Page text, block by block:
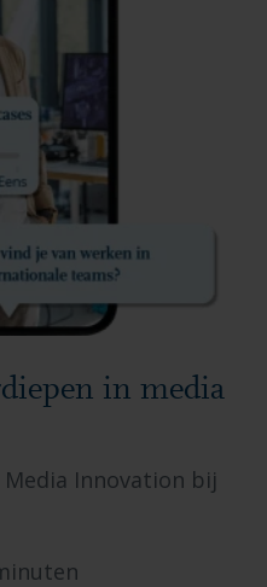
in media
Innovation bij